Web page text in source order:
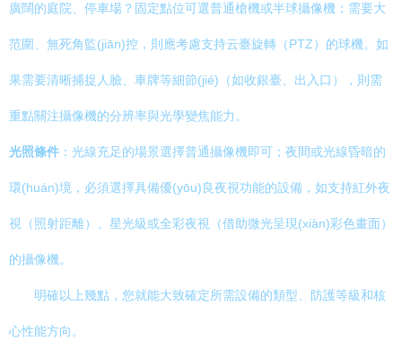
廣闊的庭院、停車場？固定點位可選普通槍機或半球攝像機；需要大
范圍、無死角監(jiān)控，則應考慮支持云臺旋轉（PTZ）的球機。如
果需要清晰捕捉人臉、車牌等細節(jié)（如收銀臺、出入口），則需
重點關注攝像機的分辨率與光學變焦能力。
光照條件 ：光線充足的場景選擇普通攝像機即可；夜間或光線昏暗的
環(huán)境，必須選擇具備優(yōu)良夜視功能的設備，如支持紅外夜
視（照射距離）、星光級或全彩夜視（借助微光呈現(xiàn)彩色畫面）
的攝像機。
明確以上幾點，您就能大致確定所需設備的類型、防護等級和核
心性能方向。